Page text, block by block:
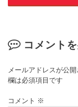
コメント
メールアドレスが公
欄は必須項目です
コメント ※